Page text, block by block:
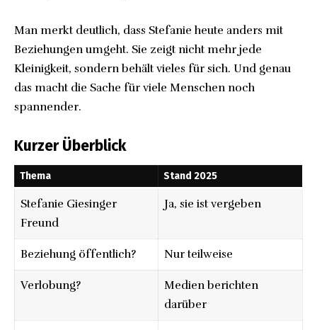
Man merkt deutlich, dass Stefanie heute anders mit
Beziehungen umgeht. Sie zeigt nicht mehr jede
Kleinigkeit, sondern behält vieles für sich. Und genau
das macht die Sache für viele Menschen noch
spannender.
Kurzer Überblick
Thema Stand 2025
Stefanie Giesinger
Freund
Ja, sie ist vergeben
Beziehung öffentlich? Nur teilweise
Verlobung?
Medien berichten
darüber